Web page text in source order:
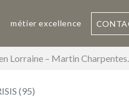
métier excellence
Lorraine – Martin Charpentes.
(95)